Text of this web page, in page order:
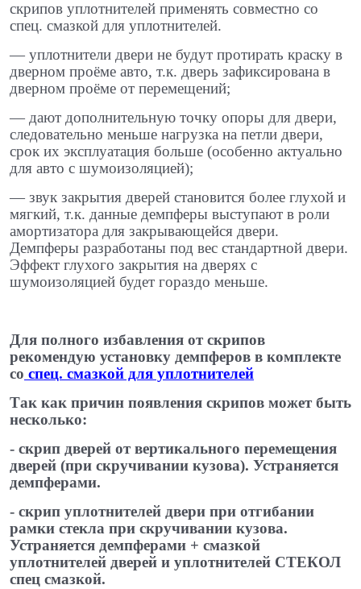
скрипов уплотнителей применять совместно со
спец. смазкой для уплотнителей.
​— уплотнители двери не будут протирать краску в
дверном проёме авто, т.к. дверь зафиксирована в
дверном проёме от перемещений; ​
— дают дополнительную точку опоры для двери,
следовательно меньше нагрузка на петли двери,
срок их эксплуатация больше (особенно актуально
для авто с шумоизоляцией);
​— звук закрытия дверей становится более глухой и
мягкий, т.к. данные демпферы выступают в роли
амортизатора для закрывающейся двери.
Демпферы разработаны под вес стандартной двери.
Эффект глухого закрытия на дверях с
шумоизоляцией будет гораздо меньше.
Для полного избавления от скрипов
рекомендую установку демпферов в комплекте
со спец. смазкой для уплотнителей
Так как причин появления скрипов может быть
несколько:
- скрип дверей от вертикального перемещения
дверей (при скручивании кузова). Устраняется
демпферами.
- скрип уплотнителей двери при отгибании
рамки стекла при скручивании кузова.
Устраняется демпферами + смазкой
уплотнителей дверей и уплотнителей СТЕКОЛ
спец ​смазкой.